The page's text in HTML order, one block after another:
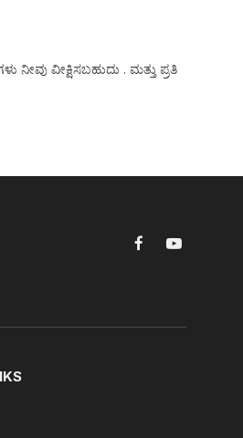
ನೀವು ವೀಕ್ಷಿಸಬಹುದು . ಮತ್ತು ಪ್ರತಿ
FacebookYouTube